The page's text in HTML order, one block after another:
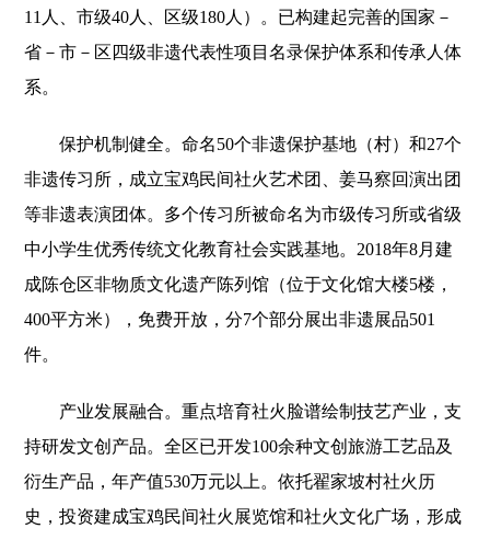
11人、市级40人、区级180人）。已构建起完善的国家－
省－市－区四级非遗代表性项目名录保护体系和传承人体
系。
保护机制健全。命名50个非遗保护基地（村）和27个
非遗传习所，成立宝鸡民间社火艺术团、姜马察回演出团
等非遗表演团体。多个传习所被命名为市级传习所或省级
中小学生优秀传统文化教育社会实践基地。2018年8月建
成陈仓区非物质文化遗产陈列馆（位于文化馆大楼5楼，
400平方米），免费开放，分7个部分展出非遗展品501
件。
产业发展融合。重点培育社火脸谱绘制技艺产业，支
持研发文创产品。全区已开发100余种文创旅游工艺品及
衍生产品，年产值530万元以上。依托翟家坡村社火历
史，投资建成宝鸡民间社火展览馆和社火文化广场，形成